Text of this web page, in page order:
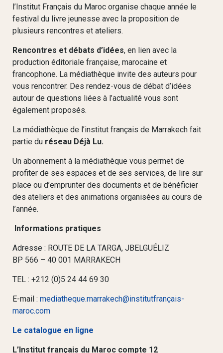
l’Institut Français du Maroc organise chaque année le
festival du livre jeunesse avec la proposition de
plusieurs rencontres et ateliers.
Rencontres et débats d’idées, en lien avec la
production éditoriale française, marocaine et
francophone. La médiathèque invite des auteurs pour
vous rencontrer. Des rendez-vous de débat d’idées
autour de questions liées à l’actualité vous sont
également proposés.
La médiathèque de l’institut français de Marrakech fait
partie du réseau Déjà Lu.
Un abonnement à la médiathèque vous permet de
profiter de ses espaces et de ses services, de lire sur
place ou d’emprunter des documents et de bénéficier
des ateliers et des animations organisées au cours de
l’année.
Informations pratiques
Adresse : ROUTE DE LA TARGA, JBELGUÉLIZ
BP 566 – 40 001 MARRAKECH
TEL : +212 (0)5 24 44 69 30
E-mail : mediatheque.marrakech@institutfrançais-
maroc.com
Le catalogue en ligne
L’Institut français du Maroc compte 12